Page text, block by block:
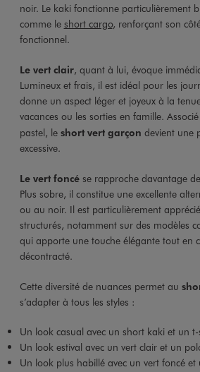
noir. Le kaki fonctionne particulièrement
comme le short cargo, renforçant son
fonctionnel.
Le vert clair, quant à lui, évoque
Lumineux et frais, il est idéal pour les
donne un aspect léger et joyeux à la
vacances ou les sorties en famille.
pastel, le short vert garçon devient une
excessive.
Le vert foncése rapproche davantage
Plus sobre, il constitue une excellente
ou au noir. Il est particulièrement
structurés, notamment sur des modèles
qui apporte une touche élégante tout en
décontracté.
Cette diversité de nuances permet au
s’adapter à tous les styles :
Un look casual avec un short kaki et un
Un look estival avec un vert clair et un
Un look plus habillé avec un vert foncé et